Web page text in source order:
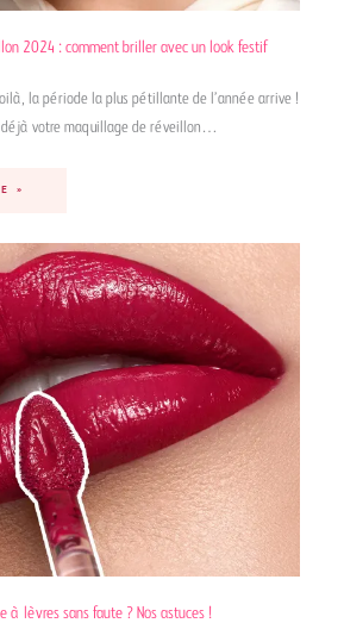
2024 : comment briller avec un look festif
la période la plus pétillante de l’année arrive !
déjà votre maquillage de réveillon…
»
à lèvres sans faute ? Nos astuces !